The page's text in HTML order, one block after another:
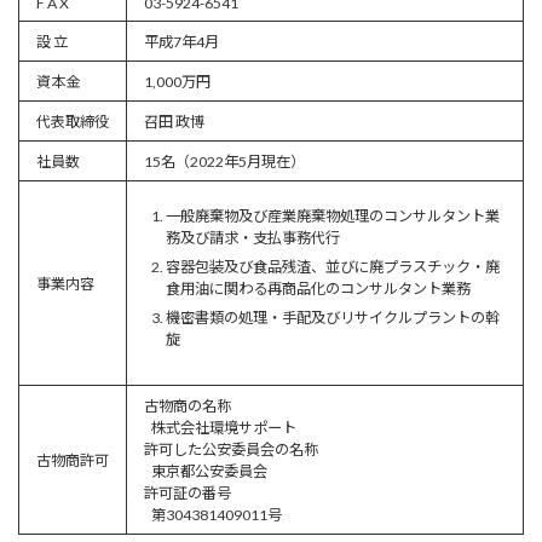
設 立 平成7年4月
資本金 1,000万円
代表取締役 召田 政博
社員数 15名（2022年5月現在）
事業内容
一般廃棄物及び産業廃棄物処理のコンサルタント業
務及び請求・支払事務代行
容器包装及び食品残渣、並びに廃プラスチック・廃
食用油に関わる再商品化のコンサルタント業務
機密書類の処理・手配及びリサイクルプラントの斡
旋
古物商許可
古物商の名称
株式会社環境サポート
許可した公安委員会の名称
東京都公安委員会
許可証の番号
第304381409011号